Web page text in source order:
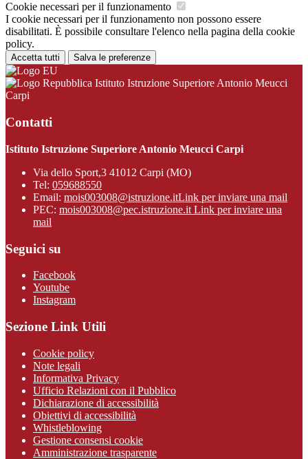
Cookie necessari per il funzionamento
I cookie necessari per il funzionamento non possono essere
disabilitati. È possibile consultare l'elenco nella pagina della cookie
policy.
Accetta tutti Salva le preferenze
Istituto Istruzione Superiore Antonio Meucci
Carpi
Contatti
Istituto Istruzione Superiore Antonio Meucci Carpi
Via dello Sport,3 41012 Carpi (MO)
Tel: 059688550
Email: mois003008@istruzione.itLink per inviare una mail
PEC: mois003008@pec.istruzione.it Link per inviare una
mail
Seguici su
Facebook
Youtube
Instagram
Sezione Link Utili
Cookie policy
Note legali
Informativa Privacy
Ufficio Relazioni con il Pubblico
Dichiarazione di accessibilità
Obiettivi di accessibilità
Whistleblowing
Gestione consensi cookie
Amministrazione trasparente